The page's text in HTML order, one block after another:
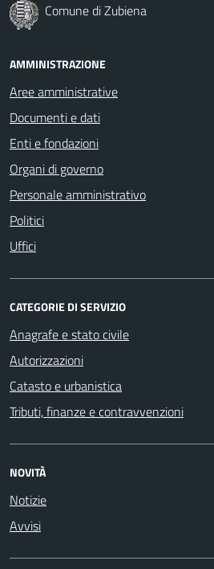
Comune di Zubiena
AMMINISTRAZIONE
Aree amministrative
Documenti e dati
Enti e fondazioni
Organi di governo
Personale amministrativo
Politici
Uffici
CATEGORIE DI SERVIZIO
Anagrafe e stato civile
Autorizzazioni
Catasto e urbanistica
Tributi, finanze e contravvenzioni
NOVITÀ
Notizie
Avvisi